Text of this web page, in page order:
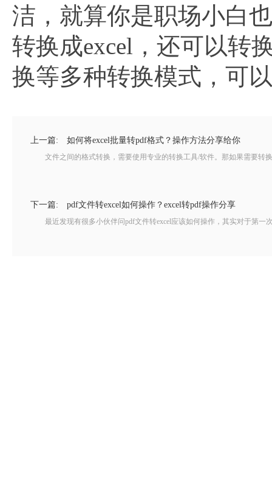
洁，就算你是职场小白
转换成excel，还可以转
换等多种转换模式，可
上一篇: 如何将excel批量转pdf格式？操作方法分享给你
文件之间的格式转换，需要使用专业的转换工具/软件。那如果需要转
下一篇: pdf文件转excel如何操作？excel转pdf操作分享
最近发现有很多小伙伴问pdf文件转excel应该如何操作，其实对于第一